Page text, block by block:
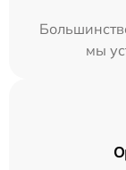
мы